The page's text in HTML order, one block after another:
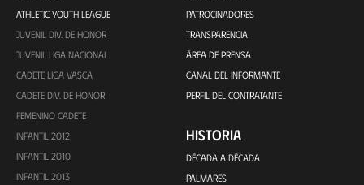
ATHLETIC YOUTH LEAGUE
JUVENIL DIV. DE HONOR
JUVENIL LIGA NACIONAL
CADETE LIGA VASCA
CADETE DIV. DE HONOR
FEMENINO CADETE
INFANTIL 2012
INFANTIL 2010
INFANTIL 2013
PATROCINADORES
TRANSPARENCIA
ÁREA DE PRENSA
CANAL DEL INFORMANTE
PERFIL DEL CONTRATANTE
HISTORIA
DÉCADA A DÉCADA
PALMARÉS